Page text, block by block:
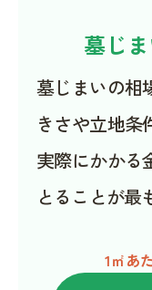
墓じ
墓じまいの相
きさや立地条
実際にかかる
とることが最
1㎡あ